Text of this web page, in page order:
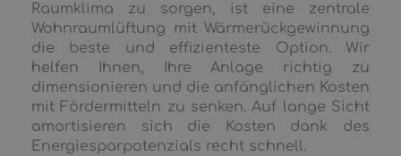
Raumklima zu sorgen, ist eine zentrale
Wohnraumlüftung mit Wärmerückgewinnung
die beste und effizienteste Option. Wir
helfen Ihnen, Ihre Anlage richtig zu
dimensionieren und die anfänglichen Kosten
mit Fördermitteln zu senken. Auf lange Sicht
amortisieren sich die Kosten dank des
Energiesparpotenzials recht schnell.